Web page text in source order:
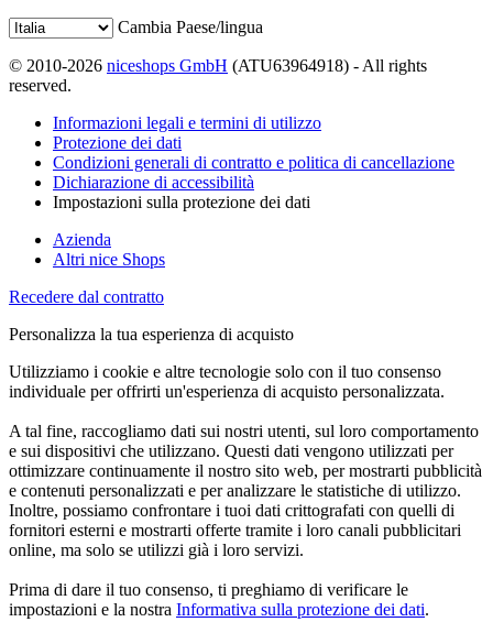
Cambia Paese/lingua
© 2010-2026 niceshops GmbH (ATU63964918) - All rights
reserved.
Informazioni legali e termini di utilizzo
Protezione dei dati
Condizioni generali di contratto e politica di cancellazione
Dichiarazione di accessibilità
Impostazioni sulla protezione dei dati
Azienda
Altri nice Shops
Recedere dal contratto
Personalizza la tua esperienza di acquisto
Utilizziamo i cookie e altre tecnologie solo con il tuo consenso
individuale per offrirti un'esperienza di acquisto personalizzata.
A tal fine, raccogliamo dati sui nostri utenti, sul loro comportamento
e sui dispositivi che utilizzano. Questi dati vengono utilizzati per
ottimizzare continuamente il nostro sito web, per mostrarti pubblicità
e contenuti personalizzati e per analizzare le statistiche di utilizzo.
Inoltre, possiamo confrontare i tuoi dati crittografati con quelli di
fornitori esterni e mostrarti offerte tramite i loro canali pubblicitari
online, ma solo se utilizzi già i loro servizi.
Prima di dare il tuo consenso, ti preghiamo di verificare le
impostazioni e la nostra Informativa sulla protezione dei dati.